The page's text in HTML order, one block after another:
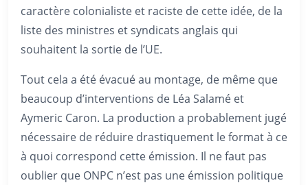
caractère colonialiste et raciste de cette idée, de la
liste des ministres et syndicats anglais qui
souhaitent la sortie de l’UE.
Tout cela a été évacué au montage, de même que
beaucoup d’interventions de Léa Salamé et
Aymeric Caron. La production a probablement jugé
nécessaire de réduire drastiquement le format à ce
à quoi correspond cette émission. Il ne faut pas
oublier que ONPC n’est pas une émission politique